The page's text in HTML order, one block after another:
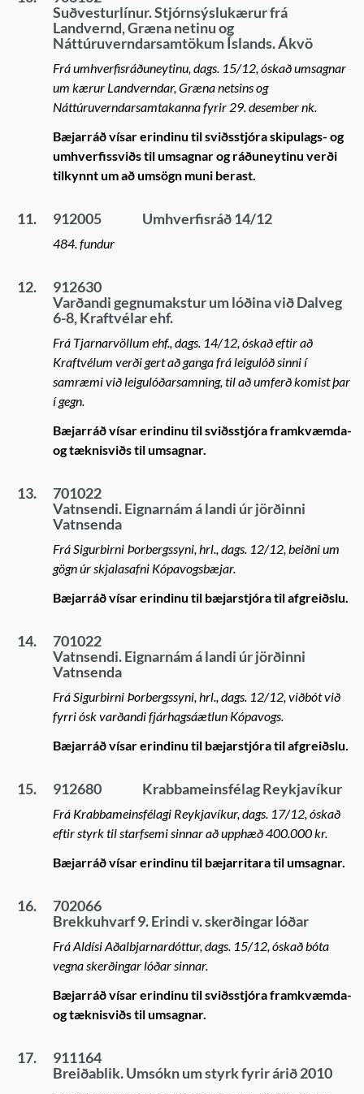
Suðvesturlínur. Stjórnsýslukærur frá
Landvernd, Græna netinu og
Náttúruverndarsamtökum Íslands. Ákvö
Frá umhverfisráðuneytinu, dags. 15/12, óskað umsagnar
um kærur Landverndar, Græna netsins og
Náttúruverndarsamtakanna fyrir 29. desember nk.
Bæjarráð vísar erindinu til sviðsstjóra skipulags- og
umhverfissviðs til umsagnar og ráðuneytinu verði
tilkynnt um að umsögn muni berast.
11. 912005 Umhverfisráð 14/12
484. fundur
12.
912630
Varðandi gegnumakstur um lóðina við Dalveg
6-8, Kraftvélar ehf.
Frá Tjarnarvöllum ehf., dags. 14/12, óskað eftir að
Kraftvélum verði gert að ganga frá leigulóð sinni í
samræmi við leigulóðarsamning, til að umferð komist þar
í gegn.
Bæjarráð vísar erindinu til sviðsstjóra framkvæmda-
og tæknisviðs til umsagnar.
13.
701022
Vatnsendi. Eignarnám á landi úr jörðinni
Vatnsenda
Frá Sigurbirni Þorbergssyni, hrl., dags. 12/12, beiðni um
gögn úr skjalasafni Kópavogsbæjar.
Bæjarráð vísar erindinu til bæjarstjóra til afgreiðslu.
14.
701022
Vatnsendi. Eignarnám á landi úr jörðinni
Vatnsenda
Frá Sigurbirni Þorbergssyni, hrl., dags. 12/12, viðbót við
fyrri ósk varðandi fjárhagsáætlun Kópavogs.
Bæjarráð vísar erindinu til bæjarstjóra til afgreiðslu.
15. 912680 Krabbameinsfélag Reykjavíkur
Frá Krabbameinsfélagi Reykjavíkur, dags. 17/12, óskað
eftir styrk til starfsemi sinnar að upphæð 400.000 kr.
Bæjarráð vísar erindinu til bæjarritara til umsagnar.
16.
702066
Brekkuhvarf 9. Erindi v. skerðingar lóðar
Frá Aldísi Aðalbjarnardóttur, dags. 15/12, óskað bóta
vegna skerðingar lóðar sinnar.
Bæjarráð vísar erindinu til sviðsstjóra framkvæmda-
og tæknisviðs til umsagnar.
17.
911164
Breiðablik. Umsókn um styrk fyrir árið 2010